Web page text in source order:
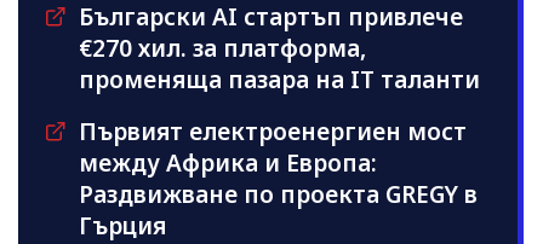
Български AI стартъп привлече
€270 хил. за платформа,
променяща пазара на IT таланти
Първият електроенергиен мост
между Африка и Европа:
Раздвижване по проекта GREGY в
Гърция